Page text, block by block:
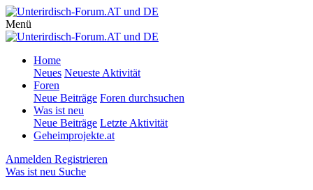
Menü
Home
Neues Neueste Aktivität
Foren
Neue Beiträge Foren durchsuchen
Was ist neu
Neue Beiträge Letzte Aktivität
Geheimprojekte.at
Anmelden Registrieren
Was ist neu Suche